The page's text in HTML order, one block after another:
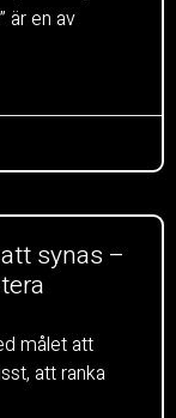
är en av
synas –
målet att
att ranka